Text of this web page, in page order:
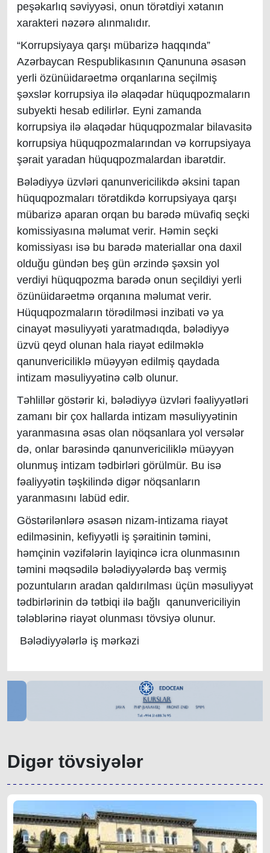
peşəkarlıq səviyyəsi, onun törətdiyi xətanın
xarakteri nəzərə alınmalıdır.
“Korrupsiyaya qarşı mübarizə haqqında”
Azərbaycan Respublikasının Qanununa əsasən
yerli özünüidarəetmə orqanlarına seçilmiş
şəxslər korrupsiya ilə əlaqədar hüquqpozmaların
subyekti hesab edilirlər. Eyni zamanda
korrupsiya ilə əlaqədar hüquqpozmalar bilavasitə
korrupsiya hüquqpozmalarından və korrupsiyaya
şərait yaradan hüquqpozmalardan ibarətdir.
Bələdiyyə üzvləri qanunvericilikdə əksini tapan
hüquqpozmaları törətdikdə korrupsiyaya qarşı
mübarizə aparan orqan bu barədə müvafiq seçki
komissiyasına məlumat verir. Həmin seçki
komissiyası isə bu barədə materiallar ona daxil
olduğu gündən beş gün ərzində şəxsin yol
verdiyi hüquqpozma barədə onun seçildiyi yerli
özünüidarəetmə orqanına məlumat verir.
Hüquqpozmaların törədilməsi inzibati və ya
cinayət məsuliyyəti yaratmadıqda, bələdiyyə
üzvü qeyd olunan hala riayət edilməklə
qanunvericiliklə müəyyən edilmiş qaydada
intizam məsuliyyətinə cəlb olunur.
Təhlillər göstərir ki, bələdiyyə üzvləri fəaliyyətləri
zamanı bir çox hallarda intizam məsuliyyətinin
yaranmasına əsas olan nöqsanlara yol versələr
də, onlar barəsində qanunvericiliklə müəyyən
olunmuş intizam tədbirləri görülmür. Bu isə
fəaliyyətin təşkilində digər nöqsanların
yaranmasını labüd edir.
Göstərilənlərə əsasən nizam-intizama riayət
edilməsinin, kefiyyətli iş şəraitinin təmini,
həmçinin vəzifələrin layiqincə icra olunmasının
təmini məqsədilə bələdiyyələrdə baş vermiş
pozuntuların aradan qaldırılması üçün məsuliyyət
tədbirlərinin də tətbiqi ilə bağlı qanunvericiliyin
tələblərinə riayət olunması tövsiyə olunur.
Bələdiyyələrlə iş mərkəzi
Digər tövsiyələr